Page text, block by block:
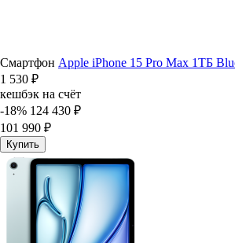
Смартфон Apple iPhone 15 Pro Max 1ТБ
1 530 ₽
кешбэк на счёт
-18% 124 430 ₽
101 990 ₽
Купить